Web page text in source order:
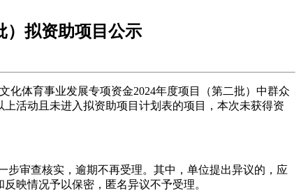
）拟资助项目公示
化体育事业发展专项资金2024年度项目（第二批）中群众
活动且未进入拟资助项目计划表的项目，本次未获得资
步审查核实，逾期不再受理。其中，单位提出异议的，应
映情况予以保密，匿名异议不予受理。